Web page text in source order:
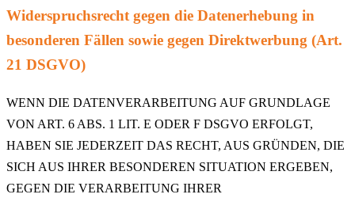
Widerspruchsrecht gegen die Datenerhebung in
besonderen Fällen sowie gegen Direktwerbung (Art.
21 DSGVO)
WENN DIE DATENVERARBEITUNG AUF GRUNDLAGE
VON ART. 6 ABS. 1 LIT. E ODER F DSGVO ERFOLGT,
HABEN SIE JEDERZEIT DAS RECHT, AUS GRÜNDEN, DIE
SICH AUS IHRER BESONDEREN SITUATION ERGEBEN,
GEGEN DIE VERARBEITUNG IHRER